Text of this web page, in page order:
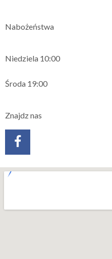
Nabożeństwa
Niedziela 10:00
Środa 19:00
Znajdz nas